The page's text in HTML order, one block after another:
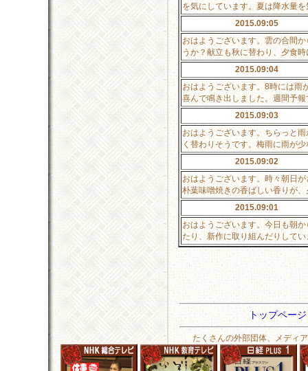
を気にしています。夏は降水量
2015.09:05
おはようございます。雲の合間
うか？献立も秋に替わり、夕食
2015.09:04
おはようございます。8時には雨
喜んで鳴き出しました。週間予
2015.09:03
おはようございます。ちらっと
く替わりそうです。梅雨に雨が
2015.09:02
おはようございます。時々朝日
朴葉味噌焼きの香ばしい香りが
2015.09:01
おはようございます。今日も朝
たり、新作に取り組んだりして
トップペー
たくさんの外部団体、メディ